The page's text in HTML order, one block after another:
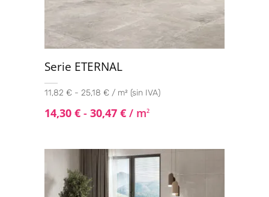
Serie ETERNAL
11,82 € - 25,18 € / m² (sin IVA)
14,30 € - 30,47 € / m2